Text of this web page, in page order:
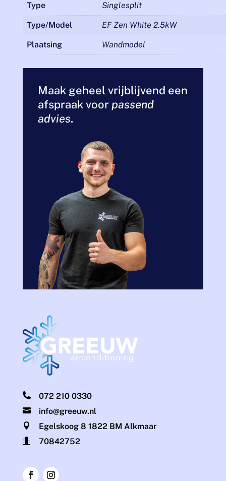
Type Singlesplit
Type/Model EF Zen White 2.5kW
Plaatsing Wandmodel
Maak geheel vrijblijvend een
afspraak voor passend
advies.
 072 210 0330
 info@greeuw.nl
 Egelskoog 8 1822 BM Alkmaar
 70842752